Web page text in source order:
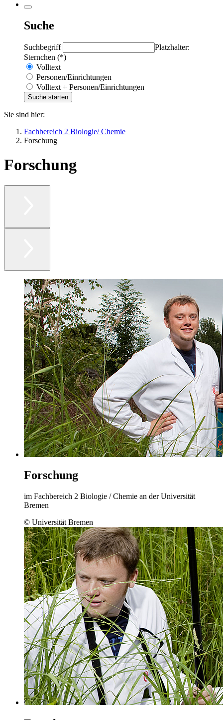
Suche
Suchbegriff
Platzhalter:
Sternchen (*)
Volltext
Personen/Einrichtungen
Volltext + Personen/Einrichtungen
Sie sind hier:
Fachbereich 2 Biologie/ Chemie
Forschung
Forschung
Forschung
im Fachbereich 2 Biologie / Chemie an der Universität
Bremen
© Universität Bremen